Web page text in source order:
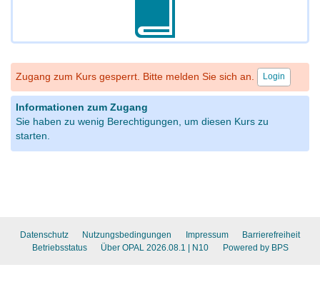
Zugang zum Kurs gesperrt. Bitte melden Sie sich an. Login
Informationen zum Zugang
Sie haben zu wenig Berechtigungen, um diesen Kurs zu
starten.
Datenschutz Nutzungsbedingungen Impressum
Barrierefreiheit
Betriebsstatus
Über OPAL 2026.08.1 | N10 Powered by BPS